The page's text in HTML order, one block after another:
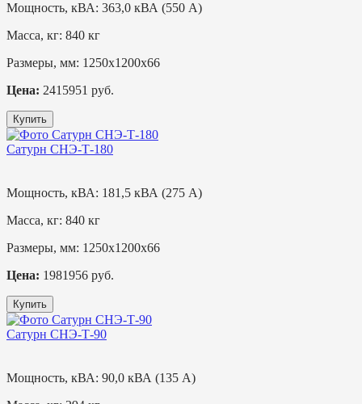
Мощность, кВА: 363,0 кВА (550 А)
Масса, кг: 840 кг
Размеры, мм: 1250х1200х66
Цена: 2415951 руб.
Купить
Сатурн СНЭ-Т-180
Мощность, кВА: 181,5 кВА (275 А)
Масса, кг: 840 кг
Размеры, мм: 1250х1200х66
Цена: 1981956 руб.
Купить
Сатурн СНЭ-Т-90
Мощность, кВА: 90,0 кВА (135 А)